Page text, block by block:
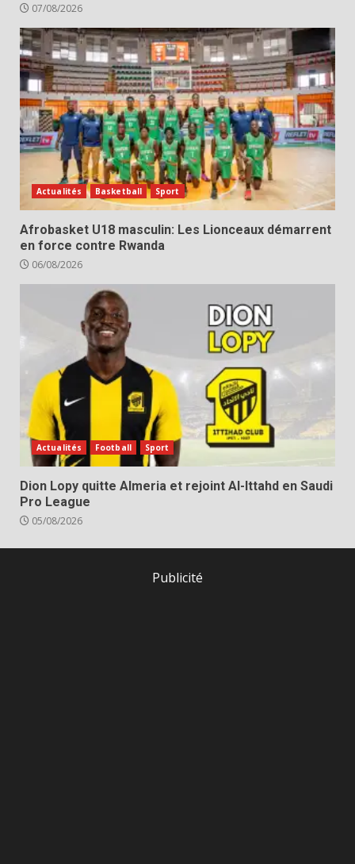
07/08/2026
Actualités Basketball Sport
Afrobasket U18 masculin: Les Lionceaux démarrent
en force contre Rwanda
06/08/2026
Actualités Football Sport
Dion Lopy quitte Almeria et rejoint Al-Ittahd en Saudi
Pro League
05/08/2026
Publicité